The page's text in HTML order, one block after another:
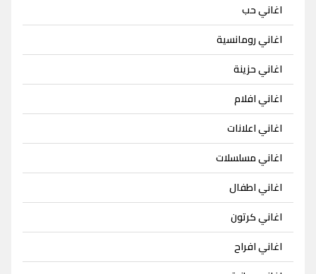
اغاني حب
اغاني رومانسية
اغاني حزينة
اغاني افلام
اغاني اعلانات
اغاني مسلسلات
اغاني اطفال
اغاني كرتون
اغاني افراح